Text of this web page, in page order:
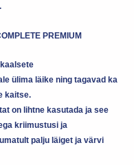
.
PREMIUM
ülima läike ning tagavad ka
kaitse.
on lihtne kasutada ja see
kriimustusi ja
palju läiget ja värvi